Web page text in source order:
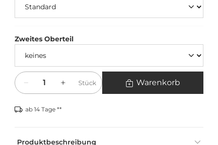
Zweites Oberteil
Menge
Stück Warenkorb
ab 14 Tage **
Produktbeschreibung